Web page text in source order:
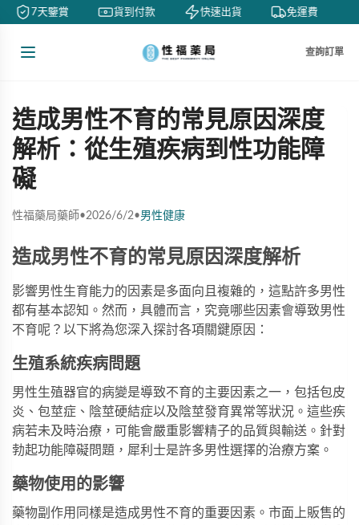
7天鑒賞 貨到付款 快速出貨 免運費
查詢訂單
造成男性不育的常見原因深度
解析：從生殖疾病到性功能障
礙
性福藥局藥師•2026/6/2•男性健康
造成男性不育的常見原因深度解析
影響男性生育能力的因素是多面向且複雜的，這點許多男性
都有基本認知。然而，具體而言，究竟哪些因素會導致男性
不育呢？以下將為您深入探討各項關鍵原因：
生殖系統疾病問題
男性生殖器官的病變是導致不育的主要因素之一，包括包皮
炎、包莖症、陰莖硬結症以及陰莖發育異常等狀況。這些疾
病若未及時治療，可能會嚴重影響精子的品質與輸送。針對
勃起功能障礙問題， 犀利士是許多男性選擇的治療方案。
藥物使用的影響
藥物副作用同樣是造成男性不育的重要因素。市面上販售的